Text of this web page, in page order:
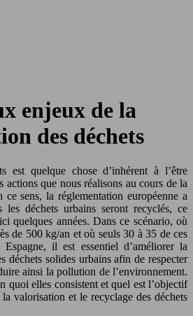
enjeux de la
des déchets
est quelque chose d’inhérent à l’être
actions que nous réalisons au cours de la
sens, la réglementation européenne a
déchets urbains seront recyclés, ce
quelques années. Dans ce scénario, où
de 500 kg/an et où seuls 30 à 35 de ces
il est essentiel d’améliorer la
déchets solides urbains afin de respecter
ainsi la pollution de l’environnement.
quoi elles consistent et quel est l’objectif
valorisation et le recyclage des déchets